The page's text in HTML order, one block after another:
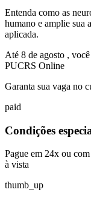
Entenda como as
humano e amplie sua
aplicada.
Até 8 de agosto ,
PUCRS Online
Garanta sua vaga no
paid
Condições
Pague em 24x ou
à vista
thumb_up